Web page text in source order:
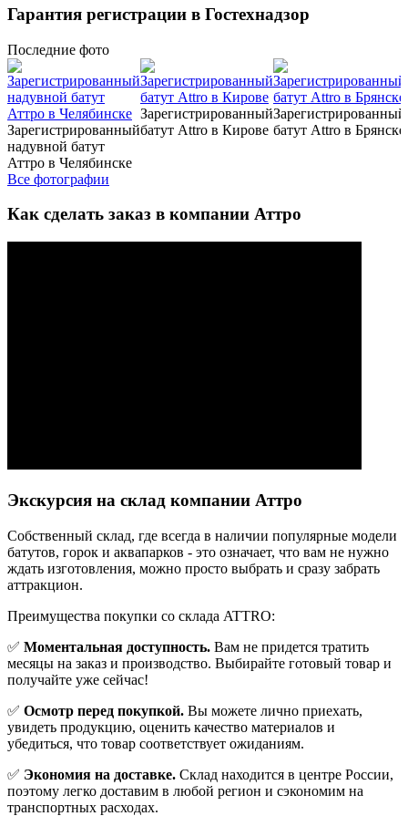
Гарантия регистрации в Гостехнадзор
Последние фото
Зарегистрированный
надувной батут
Аттро в Челябинске
Зарегистрированный
батут Attro в Кирове
Зарегистрированный
батут Attro в Брянске
Все фотографии
Как сделать заказ в компании Аттро
Экскурсия на склад компании Аттро
Cобственный склад, где всегда в наличии популярные модели
батутов, горок и аквапарков - это означает, что вам не нужно
ждать изготовления, можно просто выбрать и сразу забрать
аттракцион.
Преимущества покупки со склада ATTRO:
✅ Моментальная доступность. Вам не придется тратить
месяцы на заказ и производство. Выбирайте готовый товар и
получайте уже сейчас!
✅ Осмотр перед покупкой. Вы можете лично приехать,
увидеть продукцию, оценить качество материалов и
убедиться, что товар соответствует ожиданиям.
✅ Экономия на доставке. Склад находится в центре России,
поэтому легко доставим в любой регион и сэкономим на
транспортных расходах.